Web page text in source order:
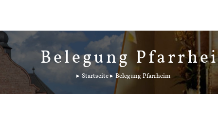
Belegung
Startseite Belegung Pfarrheim